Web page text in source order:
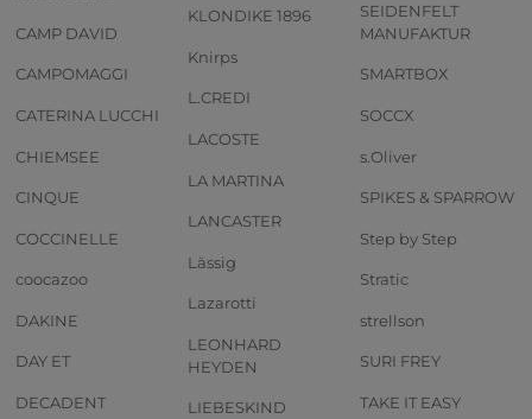
CAMP DAVID
CAMPOMAGGI
CATERINA LUCCHI
CHIEMSEE
CINQUE
COCCINELLE
coocazoo
DAKINE
DAY ET
DECADENT
KLONDIKE 1896
Knirps
L.CREDI
LACOSTE
LA MARTINA
LANCASTER
Lässig
Lazarotti
LEONHARD
HEYDEN
LIEBESKIND
SEIDENFELT
MANUFAKTUR
SMARTBOX
SOCCX
s.Oliver
SPIKES & SPARROW
Step by Step
Stratic
strellson
SURI FREY
TAKE IT EASY